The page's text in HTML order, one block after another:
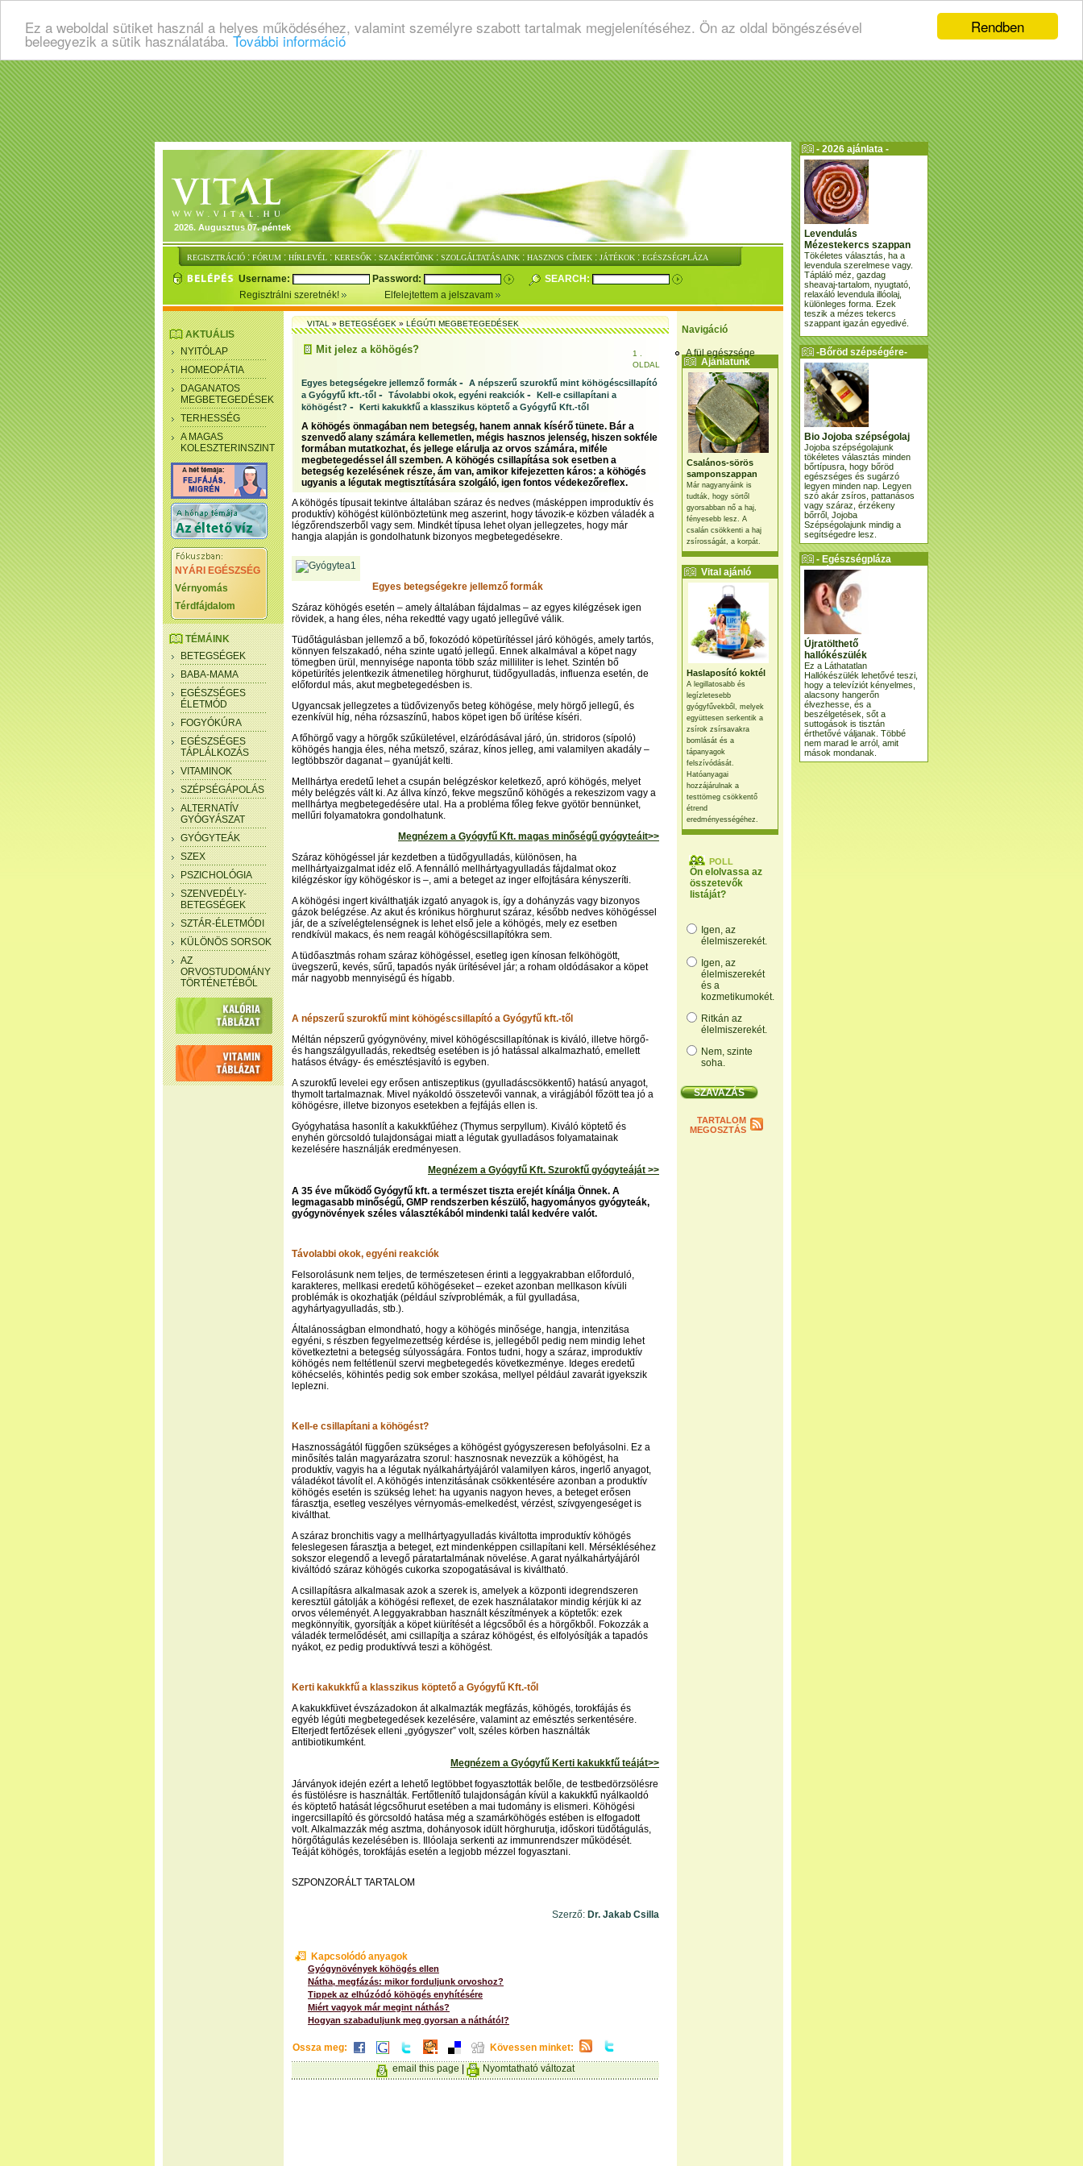
Rendben
Ez a weboldal sütiket használ a helyes működéséhez, valamint személyre szabott tartalmak megjelenítéséhez. Ön az oldal böngészésével
beleegyezik a sütik használatába. További információ
2026. Augusztus 07. péntek
REGISZTRÁCIÓ : FÓRUM : HÍRLEVÉL : KERESŐK : SZAKÉRTŐINK : SZOLGÁLTATÁSAINK : HASZNOS CÍMEK : JÁTÉKOK : EGÉSZSÉGPLÁZA
Username: Password:
SEARCH:
Regisztrálni szeretnék!
Elfelejtettem a jelszavam
Navigáció
A fül egészsége
Ajánlatunk
Csalános-sörös
samponszappan
Már nagyanyáink is
tudták, hogy sörtől
gyorsabban nő a haj,
fényesebb lesz. A
csalán csökkenti a haj
zsírosságát, a korpát.
Vital ajánló
Haslaposító koktél
A legillatosabb és
legízletesebb
gyógyfűvekből, melyek
együttesen serkentik a
zsírok zsírsavakra
bomlását és a
tápanyagok
felszívódását.
Hatóanyagai
hozzájárulnak a
testtömeg csökkentő
étrend
eredményességéhez.
POLL
Ön elolvassa az
összetevők
listáját?
Igen, az
élelmiszerekét.
Igen, az
élelmiszerekét
és a
kozmetikumokét.
Ritkán az
élelmiszerekét.
Nem, szinte
soha.
TARTALOM
MEGOSZTÁS
AKTUÁLIS
NYITÓLAP
HOMEOPÁTIA
DAGANATOS
MEGBETEGEDÉSEK
TERHESSÉG
A MAGAS
KOLESZTERINSZINT
NYÁRI EGÉSZSÉG
Vérnyomás
Térdfájdalom
TÉMÁINK
BETEGSÉGEK
BABA-MAMA
EGÉSZSÉGES
ÉLETMÓD
FOGYÓKÚRA
EGÉSZSÉGES
TÁPLÁLKOZÁS
VITAMINOK
SZÉPSÉGÁPOLÁS
ALTERNATÍV
GYÓGYÁSZAT
GYÓGYTEÁK
SZEX
PSZICHOLÓGIA
SZENVEDÉLY-
BETEGSÉGEK
SZTÁR-ÉLETMÓDI
KÜLÖNÖS SORSOK
AZ
ORVOSTUDOMÁNY
TÖRTÉNETÉBŐL
VITAL»BETEGSÉGEK»LÉGÚTI MEGBETEGEDÉSEK
Mit jelez a köhögés?
1 .
OLDAL
Egyes betegségekre jellemző formák - A népszerű szurokfű mint köhögéscsillapító
a Gyógyfű kft.-től - Távolabbi okok, egyéni reakciók - Kell-e csillapítani a
köhögést? - Kerti kakukkfű a klasszikus köptető a Gyógyfű Kft.-től
A köhögés önmagában nem betegség, hanem annak kísérő tünete. Bár a
szenvedő alany számára kellemetlen, mégis hasznos jelenség, hiszen sokféle
formában mutatkozhat, és jellege elárulja az orvos számára, miféle
megbetegedéssel áll szemben. A köhögés csillapítása sok esetben a
betegség kezelésének része, ám van, amikor kifejezetten káros: a köhögés
ugyanis a légutak megtisztítására szolgáló, igen fontos védekezőreflex.
A köhögés típusait tekintve általában száraz és nedves (másképpen improduktív és
produktív) köhögést különböztetünk meg aszerint, hogy távozik-e közben váladék a
légzőrendszerből vagy sem. Mindkét típusa lehet olyan jellegzetes, hogy már
hangja alapján is gondolhatunk bizonyos megbetegedésekre.
Egyes betegségekre jellemző formák
Száraz köhögés esetén – amely általában fájdalmas – az egyes kilégzések igen
rövidek, a hang éles, néha rekedtté vagy ugató jellegűvé válik.
Tüdőtágulásban jellemző a bő, fokozódó köpetürítéssel járó köhögés, amely tartós,
könnyen felszakadó, néha szinte ugató jellegű. Ennek alkalmával a köpet nagy
tömegben ürül, mennyisége naponta több száz milliliter is lehet. Szintén bő
köpetürítés jelentkezik átmenetileg hörghurut, tüdőgyulladás, influenza esetén, de
előfordul más, akut megbetegedésben is.
Ugyancsak jellegzetes a tüdővizenyős beteg köhögése, mely hörgő jellegű, és
ezenkívül híg, néha rózsaszínű, habos köpet igen bő ürítése kíséri.
A főhörgő vagy a hörgők szűkületével, elzáródásával járó, ún. stridoros (sípoló)
köhögés hangja éles, néha metsző, száraz, kínos jelleg, ami valamilyen akadály –
legtöbbször daganat – gyanúját kelti.
Mellhártya eredetű lehet a csupán belégzéskor keletkező, apró köhögés, melyet
mély belégzés vált ki. Az állva kínzó, fekve megszűnő köhögés a rekeszizom vagy a
mellhártya megbetegedésére utal. Ha a probléma főleg fekve gyötör bennünket,
mellűri folyamatokra gondolhatunk.
Megnézem a Gyógyfű Kft. magas minőségű gyógyteáit>>
Száraz köhögéssel jár kezdetben a tüdőgyulladás, különösen, ha
mellhártyaizgalmat idéz elő. A fennálló mellhártyagyulladás fájdalmat okoz
kilégzéskor így köhögéskor is –, ami a beteget az inger elfojtására kényszeríti.
A köhögési ingert kiválthatják izgató anyagok is, így a dohányzás vagy bizonyos
gázok belégzése. Az akut és krónikus hörghurut száraz, később nedves köhögéssel
jár, de a szívelégtelenségnek is lehet első jele a köhögés, mely ez esetben
rendkívül makacs, és nem reagál köhögéscsillapítókra sem.
A tüdőasztmás roham száraz köhögéssel, esetleg igen kínosan felköhögött,
üvegszerű, kevés, sűrű, tapadós nyák ürítésével jár; a roham oldódásakor a köpet
már nagyobb mennyiségű és hígabb.
A népszerű szurokfű mint köhögéscsillapító a Gyógyfű kft.-től
Méltán népszerű gyógynövény, mivel köhögéscsillapítónak is kiváló, illetve hörgő-
és hangszálgyulladás, rekedtség esetében is jó hatással alkalmazható, emellett
hatásos étvágy- és emésztésjavító is egyben.
A szurokfű levelei egy erősen antiszeptikus (gyulladáscsökkentő) hatású anyagot,
thymolt tartalmaznak. Mivel nyákoldó összetevői vannak, a virágjából főzött tea jó a
köhögésre, illetve bizonyos esetekben a fejfájás ellen is.
Gyógyhatása hasonlít a kakukkfűéhez (Thymus serpyllum). Kiváló köptető és
enyhén görcsoldó tulajdonságai miatt a légutak gyulladásos folyamatainak
kezelésére használják eredményesen.
Megnézem a Gyógyfű Kft. Szurokfű gyógyteáját >>
A 35 éve működő Gyógyfű kft. a természet tiszta erejét kínálja Önnek. A
legmagasabb minőségű, GMP rendszerben készülő, hagyományos gyógyteák,
gyógynövények széles választékából mindenki talál kedvére valót.
Távolabbi okok, egyéni reakciók
Felsorolásunk nem teljes, de természetesen érinti a leggyakrabban előforduló,
karakteres, mellkasi eredetű köhögéseket – ezeket azonban mellkason kívüli
problémák is okozhatják (például szívproblémák, a fül gyulladása,
agyhártyagyulladás, stb.).
Általánosságban elmondható, hogy a köhögés minősége, hangja, intenzitása
egyéni, s részben fegyelmezettség kérdése is, jellegéből pedig nem mindig lehet
következtetni a betegség súlyosságára. Fontos tudni, hogy a száraz, improduktív
köhögés nem feltétlenül szervi megbetegedés következménye. Ideges eredetű
köhécselés, köhintés pedig sok ember szokása, mellyel például zavarát igyekszik
leplezni.
Kell-e csillapítani a köhögést?
Hasznosságától függően szükséges a köhögést gyógyszeresen befolyásolni. Ez a
minősítés talán magyarázatra szorul: hasznosnak nevezzük a köhögést, ha
produktív, vagyis ha a légutak nyálkahártyájáról valamilyen káros, ingerlő anyagot,
váladékot távolít el. A köhögés intenzitásának csökkentésére azonban a produktív
köhögés esetén is szükség lehet: ha ugyanis nagyon heves, a beteget erősen
fárasztja, esetleg veszélyes vérnyomás-emelkedést, vérzést, szívgyengeséget is
kiválthat.
A száraz bronchitis vagy a mellhártyagyulladás kiváltotta improduktív köhögés
feleslegesen fárasztja a beteget, ezt mindenképpen csillapítani kell. Mérsékléséhez
sokszor elegendő a levegő páratartalmának növelése. A garat nyálkahártyájáról
kiváltódó száraz köhögés cukorka szopogatásával is kiváltható.
A csillapításra alkalmasak azok a szerek is, amelyek a központi idegrendszeren
keresztül gátolják a köhögési reflexet, de ezek használatakor mindig kérjük ki az
orvos véleményét. A leggyakrabban használt készítmények a köptetők: ezek
megkönnyítik, gyorsítják a köpet kiürítését a légcsőből és a hörgőkből. Fokozzák a
váladék termelődését, ami csillapítja a száraz köhögést, és elfolyósítják a tapadós
nyákot, ez pedig produktívvá teszi a köhögést.
Kerti kakukkfű a klasszikus köptető a Gyógyfű Kft.-től
A kakukkfüvet évszázadokon át alkalmazták megfázás, köhögés, torokfájás és
egyéb légúti megbetegedések kezelésére, valamint az emésztés serkentésére.
Elterjedt fertőzések elleni „gyógyszer” volt, széles körben használták
antibiotikumként.
Megnézem a Gyógyfű Kerti kakukkfű teáját>>
Járványok idején ezért a lehető legtöbbet fogyasztották belőle, de testbedörzsölésre
és füstölésre is használták. Fertőtlenítő tulajdonságán kívül a kakukkfű nyálkaoldó
és köptető hatását légcsőhurut esetében a mai tudomány is elismeri. Köhögési
ingercsillapító és görcsoldó hatása még a szamárköhögés estében is elfogadott
volt. Alkalmazzák még asztma, dohányosok idült hörghurutja, időskori tüdőtágulás,
hörgőtágulás kezelésében is. Illóolaja serkenti az immunrendszer működését.
Teáját köhögés, torokfájás esetén a legjobb mézzel fogyasztani.
SZPONZORÁLT TARTALOM
Szerző: Dr. Jakab Csilla
Kapcsolódó anyagok
Gyógynövények köhögés ellen
Nátha, megfázás: mikor forduljunk orvoshoz?
Tippek az elhúzódó köhögés enyhítésére
Miért vagyok már megint náthás?
Hogyan szabaduljunk meg gyorsan a náthától?
Ossza meg:
Kövessen minket:
email this page
Nyomtatható változat
- 2026 ajánlata -
Levendulás
Mézestekercs szappan
Tökéletes választás, ha a
levendula szerelmese vagy.
Tápláló méz, gazdag
sheavaj-tartalom, nyugtató,
relaxáló levendula illóolaj,
különleges forma. Ezek
teszik a mézes tekercs
szappant igazán egyedivé.
-Bőröd szépségére-
Bio Jojoba szépségolaj
Jojoba szépségolajunk
tökéletes választás minden
bőrtípusra, hogy bőröd
egészséges és sugárzó
legyen minden nap. Legyen
szó akár zsíros, pattanásos
vagy száraz, érzékeny
bőrről, Jojoba
Szépségolajunk mindig a
segítségedre lesz.
- Egészségpláza
ajánlatunk -
Újratölthető
hallókészülék
Ez a Láthatatlan
Hallókészülék lehetővé teszi,
hogy a televíziót kényelmes,
alacsony hangerőn
élvezhesse, és a
beszélgetések, sőt a
suttogások is tisztán
érthetővé váljanak. Többé
nem marad le arról, amit
mások mondanak.